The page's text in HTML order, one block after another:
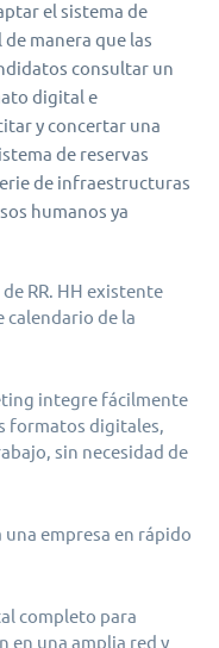
el sistema de
manera que las
consultar un
digital e
y concertar una
de reservas
de infraestructuras
humanos ya
RR. HH existente
calendario de la
integre fácilmente
formatos digitales,
sin necesidad de
empresa en rápido
completo para
en una amplia red y